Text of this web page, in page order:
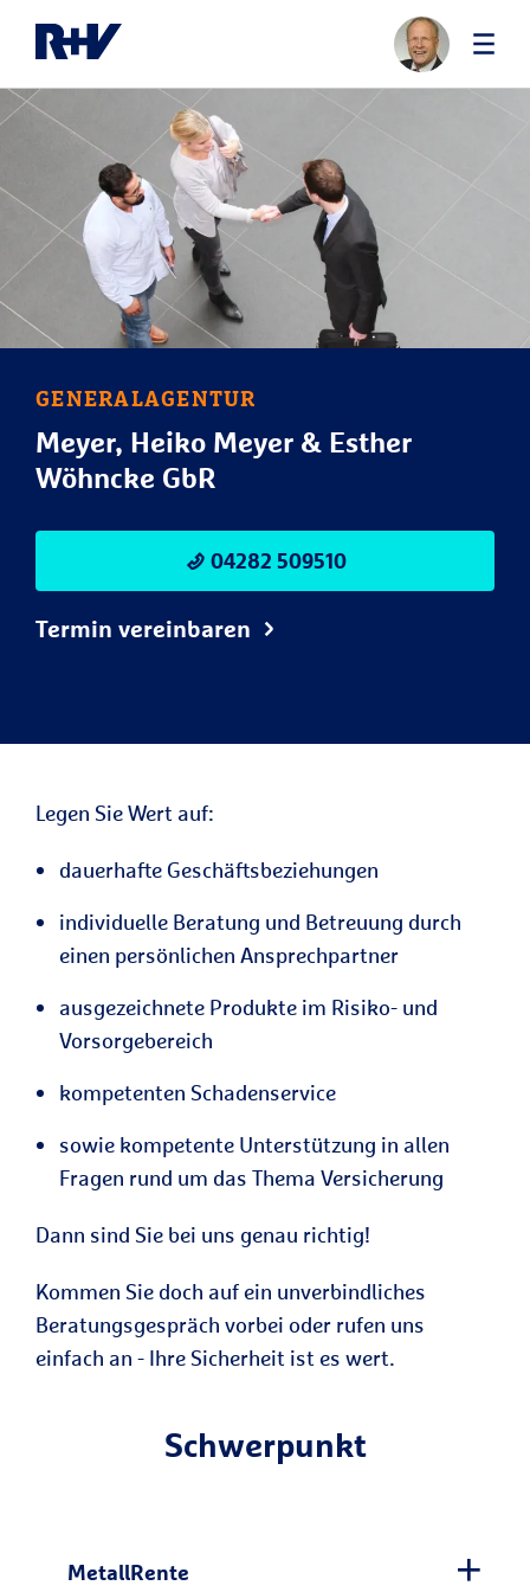
GENERALAGENTUR
Meyer, Heiko Meyer & Esther
Wöhncke GbR
04282 509510
Termin vereinbaren
Legen Sie Wert auf:
dauerhafte Geschäftsbeziehungen
individuelle Beratung und Betreuung durch
einen persönlichen Ansprechpartner
ausgezeichnete Produkte im Risiko- und
Vorsorgebereich
kompetenten Schadenservice
sowie kompetente Unterstützung in allen
Fragen rund um das Thema Versicherung
Dann sind Sie bei uns genau richtig!
Kommen Sie doch auf ein unverbindliches
Beratungsgespräch vorbei oder rufen uns
einfach an - Ihre Sicherheit ist es wert.
Schwerpunkt
MetallRente